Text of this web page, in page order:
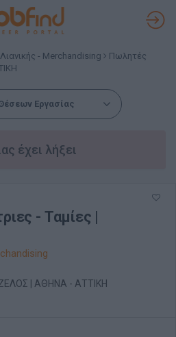
- Merchandising
Πωλητές
Εργασίας
έχει λήξει
- Tαμίες |
| ΑΘΗΝΑ - ΑΤΤΙΚΗ